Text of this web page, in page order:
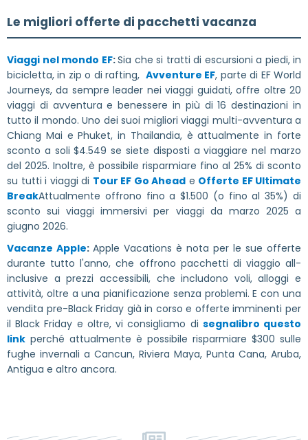
Le migliori offerte di pacchetti vacanza
Viaggi nel mondo EF:Sia che si tratti di escursioni a piedi, in
bicicletta, in zip o di rafting, Avventure EF, parte di EF World
Journeys, da sempre leader nei viaggi guidati, offre oltre 20
viaggi di avventura e benessere in più di 16 destinazioni in
tutto il mondo. Uno dei suoi migliori viaggi multi-avventura a
Chiang Mai e Phuket, in Thailandia, è attualmente in forte
sconto a soli $4.549 se siete disposti a viaggiare nel marzo
del 2025. Inoltre, è possibile risparmiare fino al 25% di sconto
su tutti i viaggi di Tour EF Go Ahead e Offerte EF Ultimate
BreakAttualmente offrono fino a $1.500 (o fino al 35%) di
sconto sui viaggi immersivi per viaggi da marzo 2025 a
giugno 2026.
Vacanze Apple: Apple Vacations è nota per le sue offerte
durante tutto l'anno, che offrono pacchetti di viaggio all-
inclusive a prezzi accessibili, che includono voli, alloggi e
attività, oltre a una pianificazione senza problemi. E con una
vendita pre-Black Friday già in corso e offerte imminenti per
il Black Friday e oltre, vi consigliamo di segnalibro questo
link perché attualmente è possibile risparmiare $300 sulle
fughe invernali a Cancun, Riviera Maya, Punta Cana, Aruba,
Antigua e altro ancora.